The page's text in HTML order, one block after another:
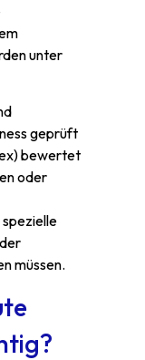
unter
geprüft
bewertet
oder
spezielle
müssen.